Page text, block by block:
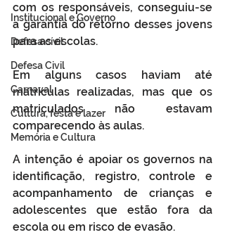
Institucional e Governo
Defesa cívil
Defesa Civil
Carnaval
Cultura, festa e lazer
Memória e Cultura
com os responsáveis, conseguiu-se
a garantia do retorno desses jovens
para as escolas.
Em alguns casos haviam até
matrículas realizadas, mas que os
matriculados não estavam
comparecendo às aulas.
A intenção é apoiar os governos na
identificação, registro, controle e
acompanhamento de crianças e
adolescentes que estão fora da
escola ou em risco de evasão.